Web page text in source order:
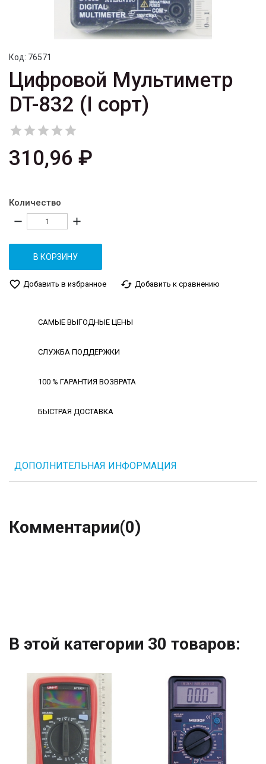
Код: 76571
Цифровой Мультиметр
DT-832 (I сорт)

310,96 ₽
Количество
remove add
В КОРЗИНУ
favorite_border Добавить в избранное cached Добавить к сравнению
САМЫЕ ВЫГОДНЫЕ ЦЕНЫ
СЛУЖБА ПОДДЕРЖКИ
100 % ГАРАНТИЯ ВОЗВРАТА
БЫСТРАЯ ДОСТАВКА
ДОПОЛНИТЕЛЬНАЯ ИНФОРМАЦИЯ
Комментарии(0)
В этой категории 30 товаров: